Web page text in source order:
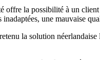
offre la possibilité à un
inadaptées, une mauvaise
la solution